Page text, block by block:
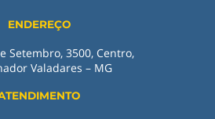
ENDEREÇO
Setembro, 3500, Centro,
Valadares – MG